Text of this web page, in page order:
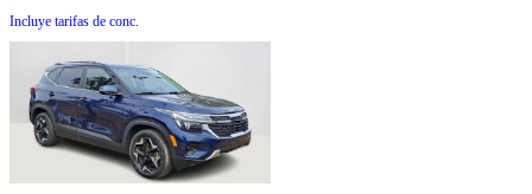
Incluye tarifas de conc.